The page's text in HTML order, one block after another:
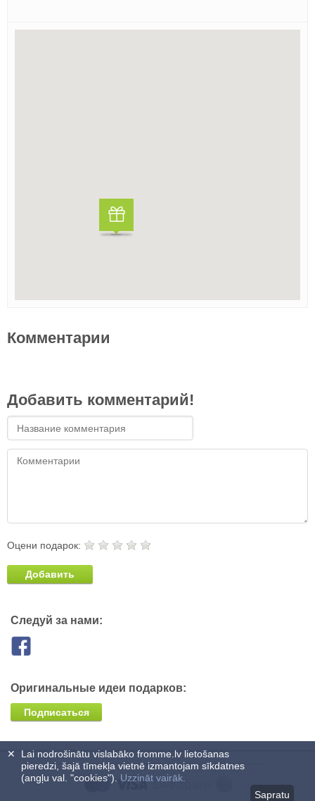
Комментарии
Добавить комментарий!
Оцени подарок:
Добавить
Следуй за нами:
Оригинальные идеи подарков:
Подписаться
Lai nodrošinātu vislabāko fromme.lv lietošanas
pieredzi, šajā tīmekļa vietnē izmantojam sīkdatnes
(angļu val. "cookies"). Uzzināt vairāk.
Sapratu
✕